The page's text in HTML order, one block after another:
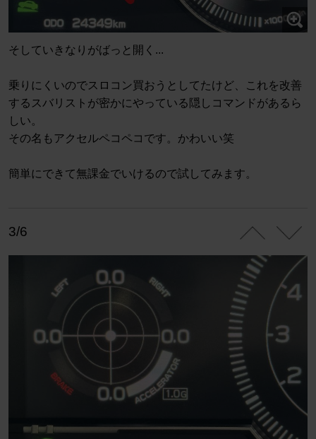
そしていきなりがばっと開く...
乗りにくいのでスロコン買おうとしてたけど、これを改善
するスバリストが密かにやっている隠しコマンドがあるら
しい。
その名もアクセルペコペコです。かわいい笑
簡単にできて無課金でいけるので試してみます。
3/6